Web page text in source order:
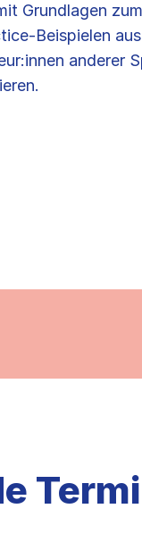
Grundlagen
Beispielen
anderer